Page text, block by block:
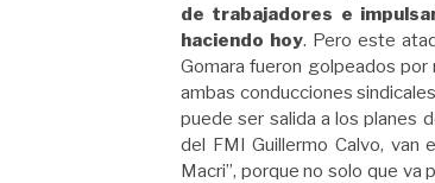
de trabajadores e
haciendo hoy. Pero este
Gomara fueron golpeados
ambas conducciones
puede ser salida a los planes
del FMI Guillermo Calvo, van
Macri”, porque no solo que